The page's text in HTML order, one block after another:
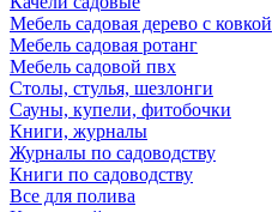
Мебель садовая дерево с ковкой
Мебель садовая ротанг
Мебель садовой пвх
Столы, стулья, шезлонги
Сауны, купели, фитобочки
Книги, журналы
Журналы по садоводству
Книги по садоводству
Все для полива